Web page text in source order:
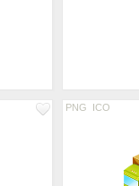
PNG ICO